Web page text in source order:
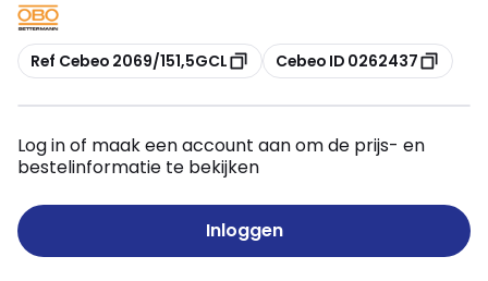
Kopiëren
Ref Cebeo 2069/151,5GCL Kopiëren
Cebeo ID 0262437
Log in of maak een account aan om de prijs- en
bestelinformatie te bekijken
Inloggen